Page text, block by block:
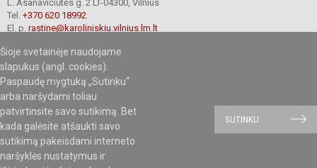
Šioje svetainėje naudojame
slapukus (angl. cookies).
Paspaudę mygtuką „Sutinku“
arba naršydami toliau
patvirtinsite savo sutikimą. Bet
kada galėsite atšaukti savo
sutikimą pakeisdami interneto
naršyklės nustatymus ir
SUTINKU
L. Asanavičiūtės g. 2 LT-04300, Vilnius
Tel. +370 620 18992
El. p. rastine@karoliniskiu.vilnius.lm.lt
Juridinių asmenų registre
Įmonės kodas 191662566
© 2019.Vilniaus Karoliniškių muzikos mokykla. Visos teisės saugomos.
Kopijuoti turinį be raštiško mokyklos sutikimo griežtai draudžiama.